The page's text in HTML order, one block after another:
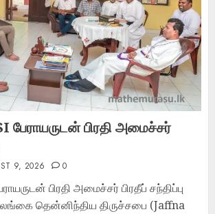
பேராயருடன் பிரதி அமைச்சர்
9, 2026 0
பிரதி அமைச்சர் பிரதீப் சந்திப்பு
தென்னிந்திய திருச்சபை (Jaffna